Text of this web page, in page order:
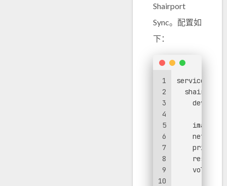
Shairport
Sync。配置如
下：
1
2
3
4
5
6
7
8
9
10
services:
shairport-
devices:
image:
restart:
volumes: